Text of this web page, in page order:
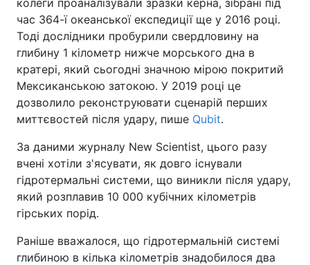
колеги проаналізували зразки керна, зібрані під
час 364-ї океанської експедиції ще у 2016 році.
Тоді дослідники пробурили свердловину на
глибину 1 кілометр нижче морського дна в
кратері, який сьогодні значною мірою покритий
Мексиканською затокою. У 2019 році це
дозволило реконструювати сценарій перших
миттєвостей після удару, пише Qubit.
За даними журналу New Scientist, цього разу
вчені хотіли з'ясувати, як довго існували
гідротермальні системи, що виникли після удару,
який розплавив 10 000 кубічних кілометрів
гірських порід.
Раніше вважалося, що гідротермальній системі
глибиною в кілька кілометрів знадобилося два